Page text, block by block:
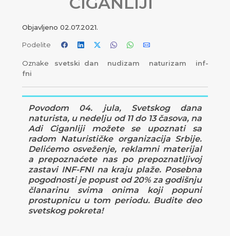
Objavljeno 02.07.2021.
Podelite
Oznake svetski dan nudizam naturizam
inf-
fni
Povodom 04. jula, Svetskog dana
naturista, u nedelju od 11 do 13 časova, na
Adi Ciganliji možete se upoznati sa
radom Naturističke organizacija Srbije.
Delićemo osveženje, reklamni materijal
a prepoznaćete nas po prepoznatljivoj
zastavi INF-FNI na kraju plaže. Posebna
pogodnosti je popust od 20% za godišnju
članarinu svima onima koji popuni
prostupnicu u tom periodu. Budite deo
svetskog pokreta!